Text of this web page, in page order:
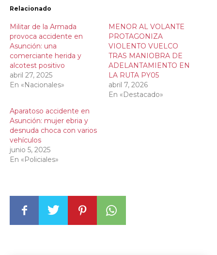
Relacionado
Militar de la Armada
provoca accidente en
Asunción: una
comerciante herida y
alcotest positivo
abril 27, 2025
En «Nacionales»
MENOR AL VOLANTE
PROTAGONIZA
VIOLENTO VUELCO
TRAS MANIOBRA DE
ADELANTAMIENTO EN
LA RUTA PY05
abril 7, 2026
En «Destacado»
Aparatoso accidente en
Asunción: mujer ebria y
desnuda choca con varios
vehículos
junio 5, 2025
En «Policiales»